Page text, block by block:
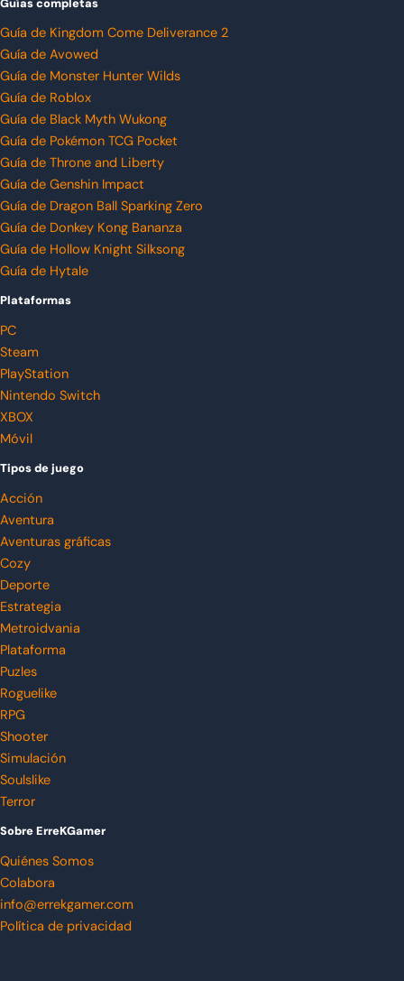
Guía de Kingdom Come Deliverance 2
Guía de Avowed
Guía de Monster Hunter Wilds
Guía de Roblox
Guía de Black Myth Wukong
Guía de Pokémon TCG Pocket
Guía de Throne and Liberty
Guía de Genshin Impact
Guía de Dragon Ball Sparking Zero
Guía de Donkey Kong Bananza
Guía de Hollow Knight Silksong
Guía de Hytale
Plataformas
PC
Steam
PlayStation
Nintendo Switch
XBOX
Móvil
Tipos de juego
Acción
Aventura
Aventuras gráficas
Cozy
Deporte
Estrategia
Metroidvania
Plataforma
Puzles
Roguelike
RPG
Shooter
Simulación
Soulslike
Terror
Sobre ErreKGamer
Quiénes Somos
Colabora
info@errekgamer.com
Política de privacidad